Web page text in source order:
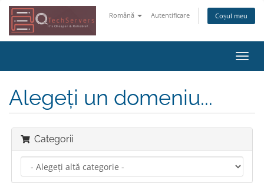
Română Autentificare Coșul meu
Alegeți un domeniu...
Categorii